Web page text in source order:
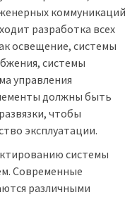
коммуникаций
разработка всех
освещение, системы
системы
управления
должны быть
чтобы
эксплуатации.
системы
Современные
различными